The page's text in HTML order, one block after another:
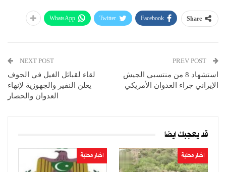
Share
Facebook
Twitter
WhatsApp
استشهاد 8 من منتسبي الجيش
الإيراني جراء العدوان الأمريكي
NEXT POST
لقاء لقبائل الغيل في الجوف
يعلن النفير والجهوزية لإنهاء
العدوان والحصار
قد يعجبك ايضا
اخبار محلية اخبار محلية